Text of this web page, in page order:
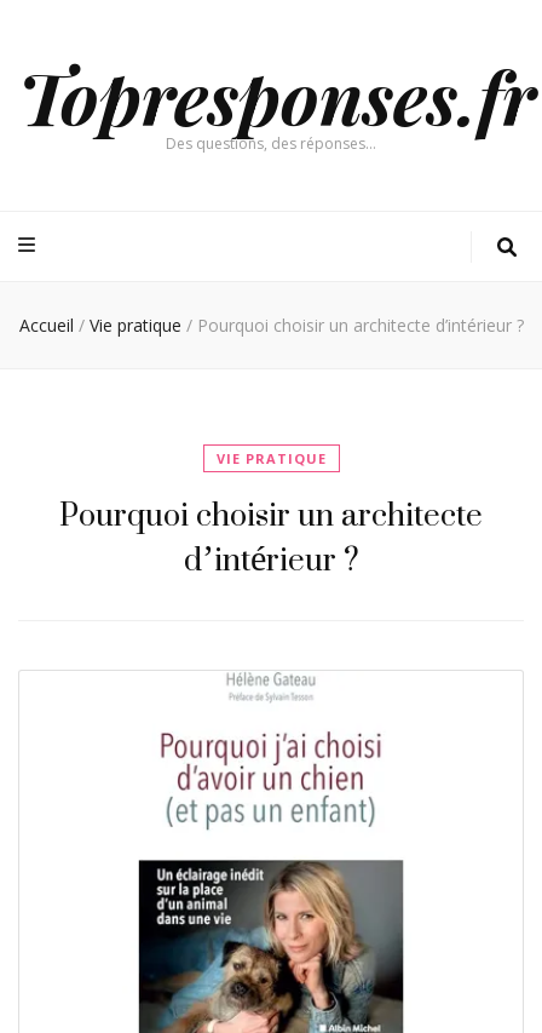
Topresponses.fr
Des questions, des réponses…
Accueil / Vie pratique / Pourquoi choisir un architecte d’intérieur ?
VIE PRATIQUE
Pourquoi choisir un architecte
d’intérieur ?